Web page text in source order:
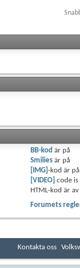
BB-kod är på
Smilies är på
[IMG]-kod är på
[VIDEO] code is
HTML-kod ärav
Forumets
Kontakta oss